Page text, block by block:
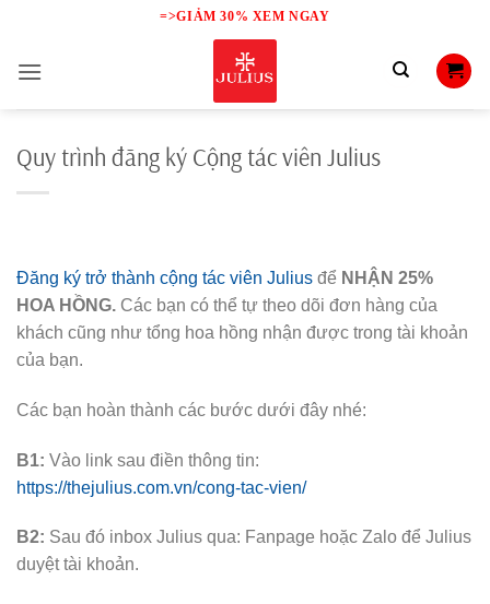
content
=>GIẢM 30% XEM NGAY
Quy trình đăng ký Cộng tác viên Julius
Đăng ký trở thành cộng tác viên Julius để NHẬN 25%
HOA HỒNG. Các bạn có thể tự theo dõi đơn hàng của
khách cũng như tổng hoa hồng nhận được trong tài khoản
của bạn.
Các bạn hoàn thành các bước dưới đây nhé:
B1: Vào link sau điền thông tin:
https://thejulius.com.vn/cong-tac-vien/
B2: Sau đó inbox Julius qua: Fanpage hoặc Zalo để Julius
duyệt tài khoản.